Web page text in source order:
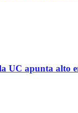
UC apunta alto